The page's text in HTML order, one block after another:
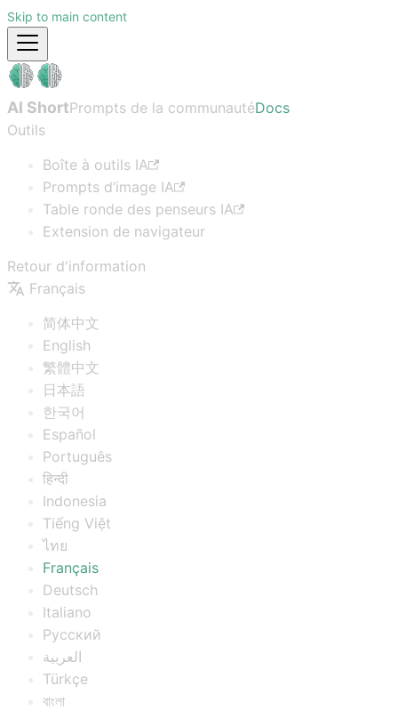
Skip to main content
AI ShortPrompts de la communautéDocs
Outils
Boîte à outils IA
Prompts d’image IA
Table ronde des penseurs IA
Extension de navigateur
Retour d'information
Français
简体中文
English
繁體中文
日本語
한국어
Español
Português
हिन्दी
Indonesia
Tiếng Việt
ไทย
Français
Deutsch
Italiano
Русский
العربية
Türkçe
বাংলা